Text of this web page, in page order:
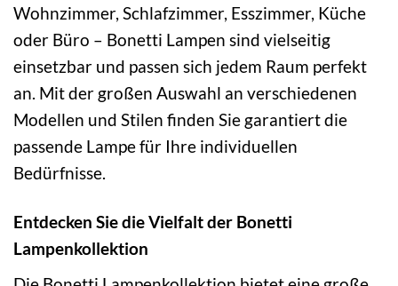
Wohnzimmer, Schlafzimmer, Esszimmer, Küche
oder Büro – Bonetti Lampen sind vielseitig
einsetzbar und passen sich jedem Raum perfekt
an. Mit der großen Auswahl an verschiedenen
Modellen und Stilen finden Sie garantiert die
passende Lampe für Ihre individuellen
Bedürfnisse.
Entdecken Sie die Vielfalt der Bonetti
Lampenkollektion